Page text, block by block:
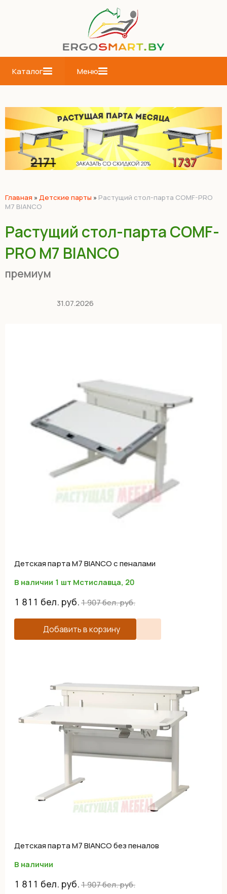
Каталог Меню
Главная » Детские парты » Растущий стол-парта COMF-PRO
M7 BIANCO
Растущий стол-парта COMF-
PRO M7 BIANCO
премиум
31.07.2026
Детская парта M7 BIANCO с пеналами
В наличии 1 шт Мстиславца, 20
1 811 бел. руб.1 907бел. руб.
Добавить в корзину
Детская парта M7 BIANCO без пеналов
В наличии
1 811 бел. руб.1 907бел. руб.